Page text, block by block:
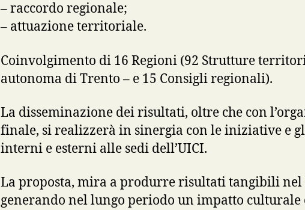
– raccordo regionale;
– attuazione territoriale.
Coinvolgimento di 16 Regioni (92 Strutture
autonoma di Trento – e 15 Consigli regionali).
La disseminazione dei risultati, oltre che con
finale, si realizzerà in sinergia con le iniziative e
interni e esterni alle sedi dell’UICI.
La proposta, mira a produrre risultati tangibili nel
generando nel lungo periodo un impatto culturale